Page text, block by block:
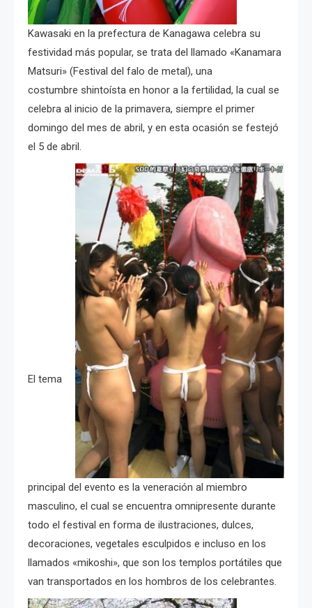
Kawasaki en la prefectura de Kanagawa celebra su
festividad más popular, se trata del llamado «Kanamara
Matsuri» (Festival del falo de metal), una
costumbre shintoísta en honor a la fertilidad, la cual se
celebra al inicio de la primavera, siempre el primer
domingo del mes de abril, y en esta ocasión se festejó
el 5 de abril.
El tema
principal del evento es la veneración al miembro
masculino, el cual se encuentra omnipresente durante
todo el festival en forma de ilustraciones, dulces,
decoraciones, vegetales esculpidos e incluso en los
llamados «mikoshi», que son los templos portátiles que
van transportados en los hombros de los celebrantes.